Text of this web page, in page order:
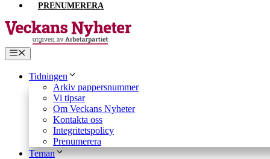
PRENUMERERA
Meny
Tidningen
Arkiv pappersnummer
Vi tipsar
Om Veckans Nyheter
Kontakta oss
Integritetspolicy
Prenumerera
Teman